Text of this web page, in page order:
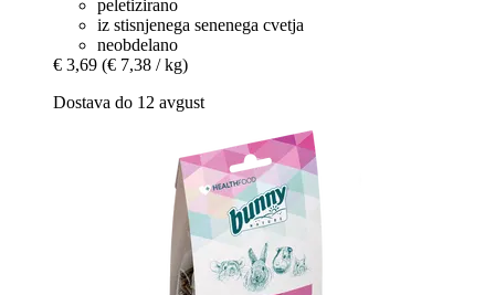
peletizirano
iz stisnjenega senenega cvetja
neobdelano
€ 3,69 (€ 7,38 / kg)
Dostava do 12 avgust